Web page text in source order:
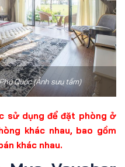
Quốc (Ảnh sưu tầm)
sử dụng để đặt phòng ở
khác nhau, bao gồm
khác nhau.